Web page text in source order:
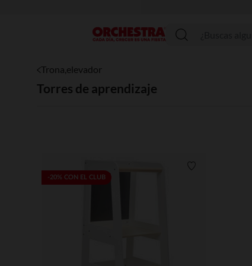
Menú
Trona,elevador
Torres de aprendizaje
-20% CON EL CLUB